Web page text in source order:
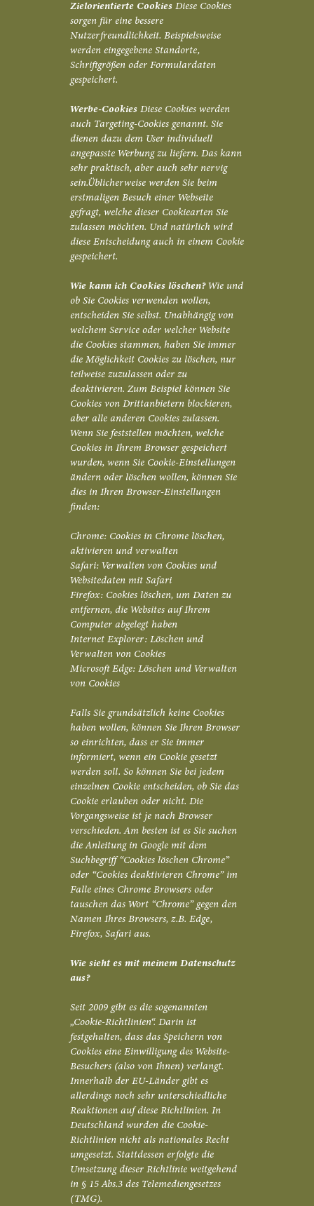
Zielorientierte Cookies Diese Cookies
sorgen für eine bessere
Nutzerfreundlichkeit. Beispielsweise
werden eingegebene Standorte,
Schriftgrößen oder Formulardaten
gespeichert.
Werbe-Cookies Diese Cookies werden
auch Targeting-Cookies genannt. Sie
dienen dazu dem User individuell
angepasste Werbung zu liefern. Das kann
sehr praktisch, aber auch sehr nervig
sein.Üblicherweise werden Sie beim
erstmaligen Besuch einer Webseite
gefragt, welche dieser Cookiearten Sie
zulassen möchten. Und natürlich wird
diese Entscheidung auch in einem Cookie
gespeichert.
Wie kann ich Cookies löschen?Wie und
ob Sie Cookies verwenden wollen,
entscheiden Sie selbst. Unabhängig von
welchem Service oder welcher Website
die Cookies stammen, haben Sie immer
die Möglichkeit Cookies zu löschen, nur
teilweise zuzulassen oder zu
deaktivieren. Zum Beispiel können Sie
Cookies von Drittanbietern blockieren,
aber alle anderen Cookies zulassen.
Wenn Sie feststellen möchten, welche
Cookies in Ihrem Browser gespeichert
wurden, wenn Sie Cookie-Einstellungen
ändern oder löschen wollen, können Sie
dies in Ihren Browser-Einstellungen
finden:
Chrome: Cookies in Chrome löschen,
aktivieren und verwalten
Safari: Verwalten von Cookies und
Websitedaten mit Safari
Firefox: Cookies löschen, um Daten zu
entfernen, die Websites auf Ihrem
Computer abgelegt haben
Internet Explorer: Löschen und
Verwalten von Cookies
Microsoft Edge: Löschen und Verwalten
von Cookies
Falls Sie grundsätzlich keine Cookies
haben wollen, können Sie Ihren Browser
so einrichten, dass er Sie immer
informiert, wenn ein Cookie gesetzt
werden soll. So können Sie bei jedem
einzelnen Cookie entscheiden, ob Sie das
Cookie erlauben oder nicht. Die
Vorgangsweise ist je nach Browser
verschieden. Am besten ist es Sie suchen
die Anleitung in Google mit dem
Suchbegriff “Cookies löschen Chrome”
oder “Cookies deaktivieren Chrome” im
Falle eines Chrome Browsers oder
tauschen das Wort “Chrome” gegen den
Namen Ihres Browsers, z.B. Edge,
Firefox, Safari aus.
Wie sieht es mit meinem Datenschutz
aus?
Seit 2009 gibt es die sogenannten
„Cookie-Richtlinien“. Darin ist
festgehalten, dass das Speichern von
Cookies eine Einwilligung des Website-
Besuchers (also von Ihnen) verlangt.
Innerhalb der EU-Länder gibt es
allerdings noch sehr unterschiedliche
Reaktionen auf diese Richtlinien. In
Deutschland wurden die Cookie-
Richtlinien nicht als nationales Recht
umgesetzt. Stattdessen erfolgte die
Umsetzung dieser Richtlinie weitgehend
in § 15 Abs.3 des Telemediengesetzes
(TMG).